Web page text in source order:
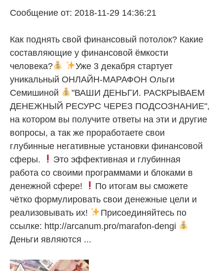
Сообщение от: 2018-11-29 14:36:21
Как поднять свой финансовый потолок? Какие
составляющие у финансовой ёмкости
человека?
Уже 3 декабря стартует
уникальный ОНЛАЙН-МАРАФОН Ольги
Семишиной
"ВАШИ ДЕНЬГИ. РАСКРЫВАЕМ
ДЕНЕЖНЫЙ РЕСУРС ЧЕРЕЗ ПОДСОЗНАНИЕ",
на котором вы получите ответы на эти и другие
вопросы, а так же проработаете свои
глубинные негативные установки финансовой
сферы.
Это эффективная и глубинная
работа со своими программами и блоками в
денежной сфере!
По итогам вы сможете
чётко формулировать свои денежные цели и
реализовывать их!
Присоединяйтесь по
ссылке: http://arcanum.pro/marafon-dengi
Деньги являются ...